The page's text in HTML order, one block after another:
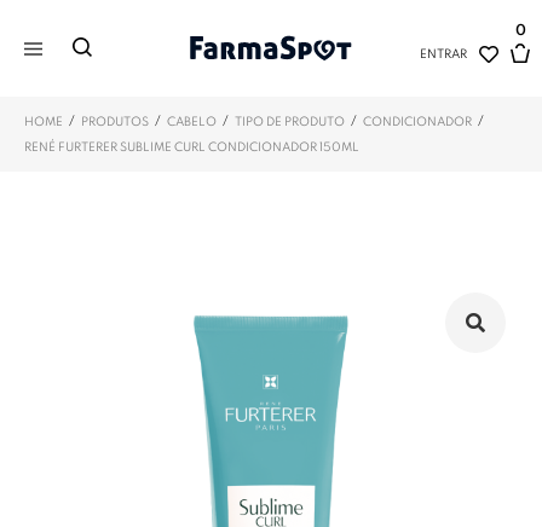
ENTRAR
0
HOME / PRODUTOS / CABELO / TIPO DE PRODUTO / CONDICIONADOR /
RENÉ FURTERER SUBLIME CURL CONDICIONADOR 150ML